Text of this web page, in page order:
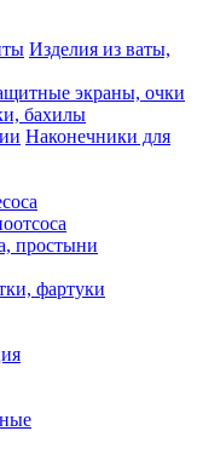
Изделия из ваты,
экраны, очки
бахилы
Наконечники для
простыни
фартуки